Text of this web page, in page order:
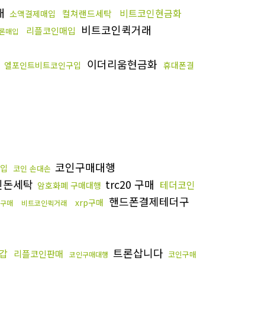
소액결제매입 컬쳐랜드세탁
비트코인현금화
매입 리플코인매입 비트코인퀵거래
엘포인트비트코인구입 이더리움현금화 휴대폰결
코인 손대손 코인구매대행
세탁 암호화폐 구매대행 trc20 구매 테더코인
매 비트코인퀵거래 xrp구매 핸드폰결제테더구
리플코인판매 코인구매대행 트론삽니다 코인구매